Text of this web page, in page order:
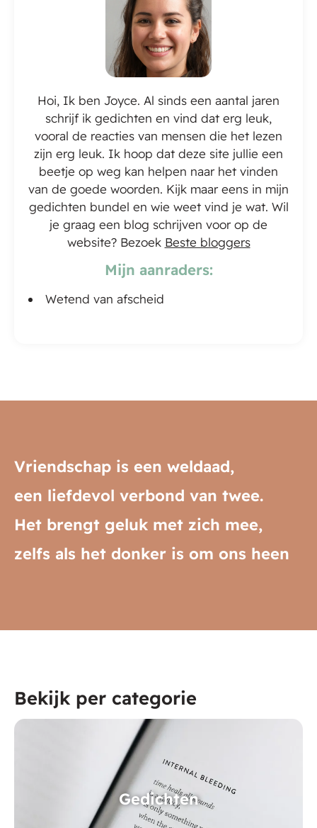
Hoi, Ik ben Joyce. Al sinds een aantal jaren
schrijf ik gedichten en vind dat erg leuk,
vooral de reacties van mensen die het lezen
zijn erg leuk. Ik hoop dat deze site jullie een
beetje op weg kan helpen naar het vinden
van de goede woorden. Kijk maar eens in mijn
gedichten bundel en wie weet vind je wat. Wil
je graag een blog schrijven voor op de
website? Bezoek Beste bloggers
Mijn aanraders:
Wetend van afscheid
Vriendschap is een weldaad,
een liefdevol verbond van twee.
Het brengt geluk met zich mee,
zelfs als het donker is om ons heen
Bekijk per categorie
Gedichten